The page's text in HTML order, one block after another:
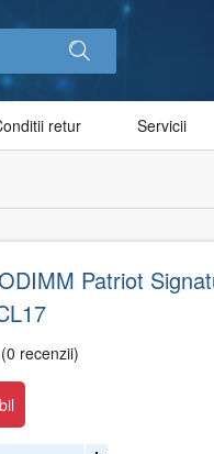
retur Servicii
Patriot
(0 recenzii)